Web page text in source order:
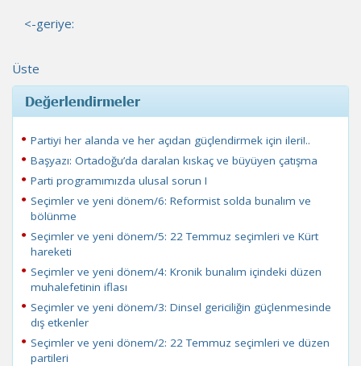
<-geriye:
Üste
Değerlendirmeler
Partiyi her alanda ve her açıdan güçlendirmek için ileri!..
Başyazı: Ortadoğu’da daralan kıskaç ve büyüyen çatışma
Parti programımızda ulusal sorun I
Seçimler ve yeni dönem/6: Reformist solda bunalım ve
bölünme
Seçimler ve yeni dönem/5: 22 Temmuz seçimleri ve Kürt
hareketi
Seçimler ve yeni dönem/4: Kronik bunalım içindeki düzen
muhalefetinin iflası
Seçimler ve yeni dönem/3: Dinsel gericiliğin güçlenmesinde
dış etkenler
Seçimler ve yeni dönem/2: 22 Temmuz seçimleri ve düzen
partileri